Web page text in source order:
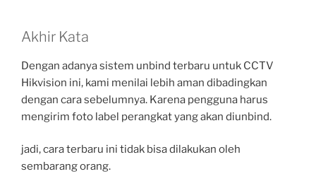
Akhir Kata
Dengan adanya sistem unbind terbaru untuk CCTV
Hikvision ini, kami menilai lebih aman dibadingkan
dengan cara sebelumnya. Karena pengguna harus
mengirim foto label perangkat yang akan diunbind.
jadi, cara terbaru ini tidak bisa dilakukan oleh
sembarang orang.